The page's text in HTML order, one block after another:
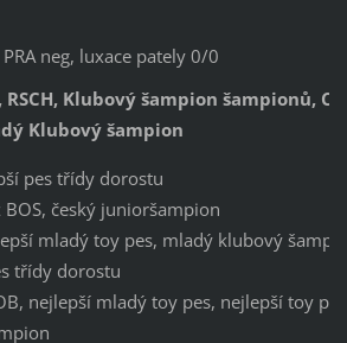
neg, luxace pately 0/0
RSCH, Klubový šampion šampionů,
Klubový šampion
pes třídy dorostu
BOS, český junioršampion
mladý toy pes, mladý klubový
třídy dorostu
nejlepší mladý toy pes, nejlepší toy